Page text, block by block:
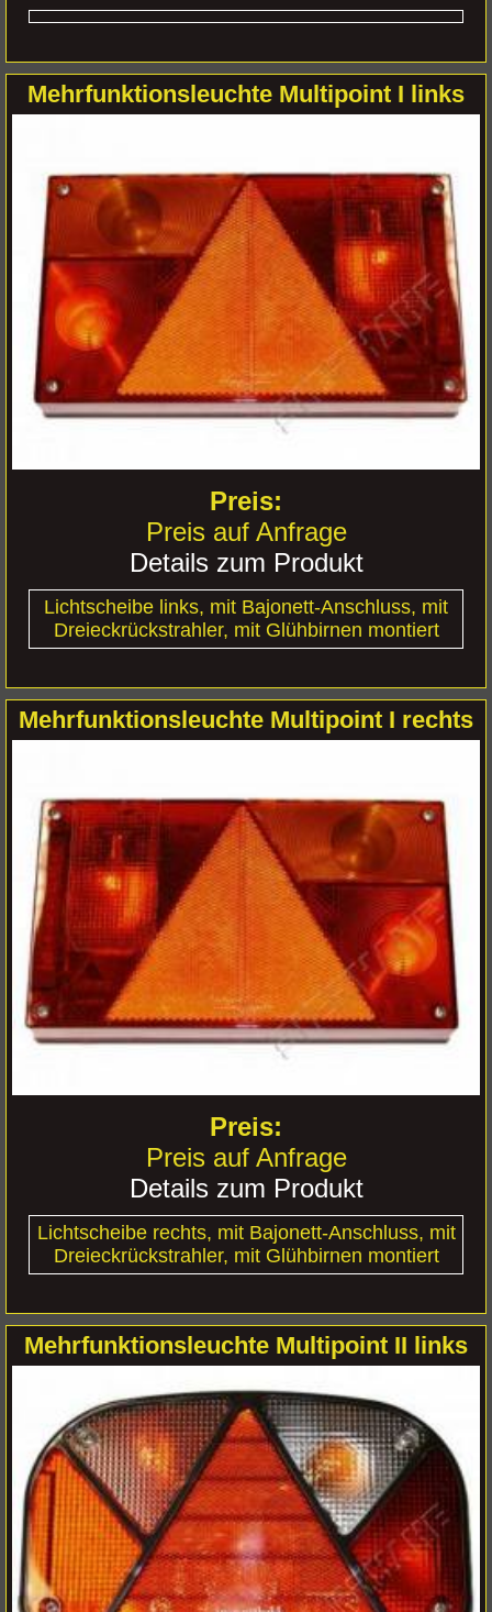
Mehrfunktionsleuchte Multipoint I links
Preis auf Anfrage
Lichtscheibe links, mit Bajonett-Anschluss, mit
Dreieckrückstrahler, mit Glühbirnen montiert
Details zum Produkt
Mehrfunktionsleuchte Multipoint I rechts
Preis auf Anfrage
Lichtscheibe rechts, mit Bajonett-Anschluss, mit
Dreieckrückstrahler, mit Glühbirnen montiert
Details zum Produkt
Mehrfunktionsleuchte Multipoint II links